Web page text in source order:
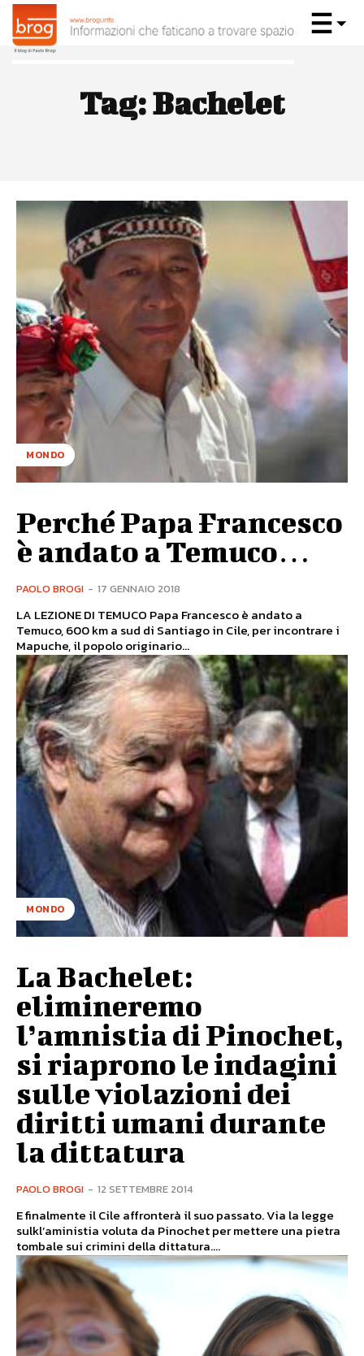
Tag:Bachelet
MONDO
Perché Papa Francesco
è andato a Temuco…
PAOLO BROGI - 17 GENNAIO 2018
LA LEZIONE DI TEMUCO Papa Francesco è andato a
Temuco, 600 km a sud di Santiago in Cile, per incontrare i
Mapuche, il popolo originario...
MONDO
La Bachelet:
elimineremo
l’amnistia di Pinochet,
si riaprono le indagini
sulle violazioni dei
diritti umani durante
la dittatura
PAOLO BROGI - 12 SETTEMBRE 2014
E finalmente il Cile affronterà il suo passato. Via la legge
sulkl’aministia voluta da Pinochet per mettere una pietra
tombale sui crimini della dittatura....